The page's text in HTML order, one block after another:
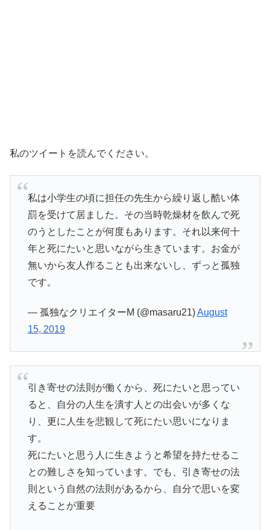
私のツイートを読んでください。
私は小学生の頃に担任の先生から繰り返し酷い体
罰を受けて居ました。その当時乾燥材を飲んで死
のうとしたことが何度もあります。それ以来何十
年と死にたいと思いながら生きています。お金が
無いから友人作ることも出来ないし、ずっと孤独
です。
— 孤独なクリエイターM (@masaru21)August
15, 2019
引き寄せの法則が働くから、死にたいと思ってい
ると、自分の人生を潰す人との出会いが多くな
り、更に人生を悲観して死にたい思いになりま
す。
死にたいと思う人に生きようと希望を持たせるこ
との難しさを知っています。でも、引き寄せの法
則という自然の法則があるから、自分で思いを変
えることが重要